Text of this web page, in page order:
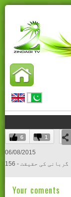
6 1
06/08/2015
156 - گربانی کی حقیقت
Your coments